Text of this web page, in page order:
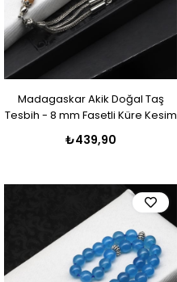
Madagaskar Akik Doğal Taş
Tesbih - 8 mm Fasetli Küre Kesim
₺439,90